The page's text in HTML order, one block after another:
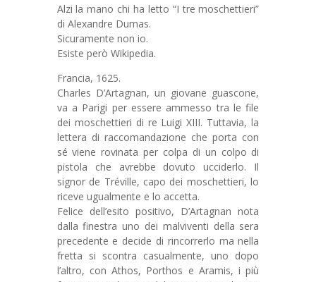
Alzi la mano chi ha letto “I tre moschettieri”
di Alexandre Dumas.
Sicuramente non io.
Esiste però Wikipedia.
Francia, 1625.
Charles D’Artagnan, un giovane guascone,
va a Parigi per essere ammesso tra le file
dei moschettieri di re Luigi XIII. Tuttavia, la
lettera di raccomandazione che porta con
sé viene rovinata per colpa di un colpo di
pistola che avrebbe dovuto ucciderlo. Il
signor de Tréville, capo dei moschettieri, lo
riceve ugualmente e lo accetta.
Felice dell’esito positivo, D’Artagnan nota
dalla finestra uno dei malviventi della sera
precedente e decide di rincorrerlo ma nella
fretta si scontra casualmente, uno dopo
l’altro, con Athos, Porthos e Aramis, i più